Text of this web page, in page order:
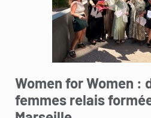
Women for Women :
femmes relais